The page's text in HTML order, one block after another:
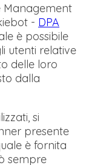
Management
- DPA
è possibile
utenti relative
delle loro
dalla
si
presente
è fornita
sempre